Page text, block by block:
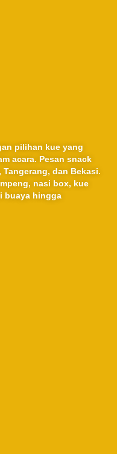
pilihan kue yang
acara. Pesan snack
dan Bekasi.
nasi box, kue
buaya hingga